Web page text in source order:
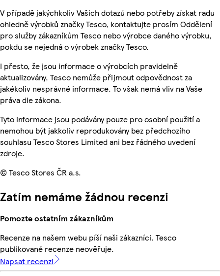
V případě jakýchkoliv Vašich dotazů nebo potřeby získat radu
ohledně výrobků značky Tesco, kontaktujte prosím Oddělení
pro služby zákazníkům Tesco nebo výrobce daného výrobku,
pokdu se nejedná o výrobek značky Tesco.
I přesto, že jsou informace o výrobcích pravidelně
aktualizovány, Tesco nemůže přijmout odpovědnost za
jakékoliv nesprávné informace. To však nemá vliv na Vaše
práva dle zákona.
Tyto informace jsou podávány pouze pro osobní použití a
nemohou být jakkoliv reprodukovány bez předchozího
souhlasu Tesco Stores Limited ani bez řádného uvedení
zdroje.
© Tesco Stores ČR a.s.
Zatím nemáme žádnou recenzi
Pomozte ostatním zákazníkům
Recenze na našem webu píší naši zákazníci. Tesco
publikované recenze neověřuje.
Napsat recenzi